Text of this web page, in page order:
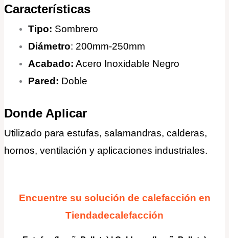
Características
Tipo: Sombrero
Diámetro: 200mm-250mm
Acabado: Acero Inoxidable Negro
Pared: Doble
Donde Aplicar
Utilizado para estufas, salamandras, calderas,
hornos, ventilación y aplicaciones industriales.
Encuentre su solución de calefacción en
Tiendadecalefacción